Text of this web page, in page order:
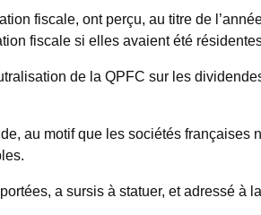
fiscale, ont perçu, au titre de
fiscale si elles avaient été
de la QPFC sur les
au motif que les sociétés
a sursis à statuer, et adressé à